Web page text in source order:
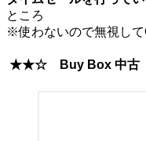
ところ
※使わないので無視して
★★☆ Buy Box 中古